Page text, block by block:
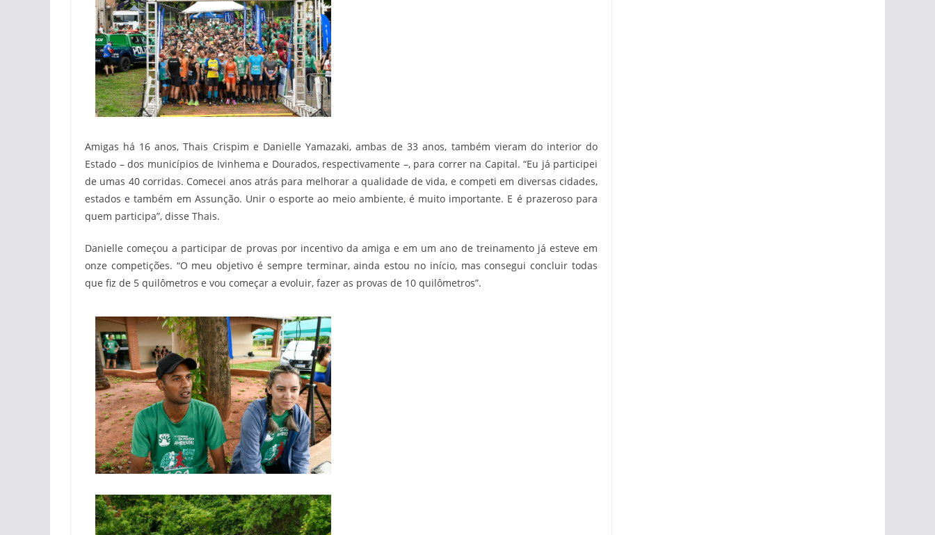
Amigas há 16 anos, Thais Crispim e Danielle Yamazaki, ambas de 33 anos, também vieram do interior do
Estado – dos municípios de Ivinhema e Dourados, respectivamente –, para correr na Capital. “Eu já participei
de umas 40 corridas. Comecei anos atrás para melhorar a qualidade de vida, e competi em diversas cidades,
estados e também em Assunção. Unir o esporte ao meio ambiente, é muito importante. E é prazeroso para
quem participa”, disse Thais.
Danielle começou a participar de provas por incentivo da amiga e em um ano de treinamento já esteve em
onze competições. “O meu objetivo é sempre terminar, ainda estou no início, mas consegui concluir todas
que fiz de 5 quilômetros e vou começar a evoluir, fazer as provas de 10 quilômetros”.